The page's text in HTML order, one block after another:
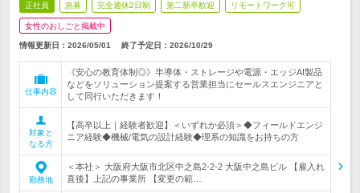
正社員 急募 完全週休2日制 第二新卒歓迎 リモートワーク可
女性のおしごと掲載中
情報更新日：2026/05/01 終了予定日： 2026/10/29
仕事内容
《安心の教育体制◎》半導体・ストレージや電源・エッジAI製品
などをソリューション提案する営業担当にセールスエンジニアと
して同行いただきます！
対象と
なる方
【高卒以上｜経験者歓迎】＜いずれか必須＞◆フィールドエンジ
ニア経験◆機械/電気の設計経験◆理系の知識をお持ちの方
勤務地
＜本社＞ 大阪府大阪市北区中之島2-2-2 大阪中之島ビル 【雇入れ
直後】上記の事業所 【変更の範…